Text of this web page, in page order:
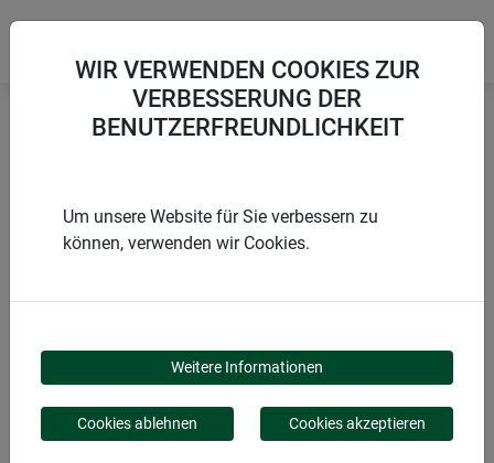
PRODUKTE
MÄUSE- &
RATTENVERTREIBER
WIR VERWENDEN COOKIES ZUR
VERBESSERUNG DER
BENUTZERFREUNDLICHKEIT
Um unsere Website für Sie verbessern zu
können, verwenden wir Cookies.
Weitere Informationen
Cookies ablehnen Cookies akzeptieren